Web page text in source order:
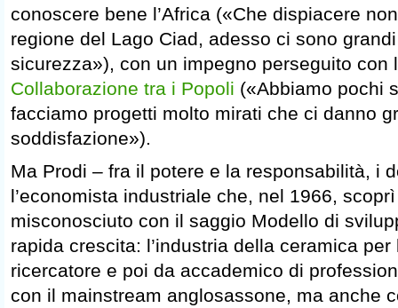
conoscere bene l’Africa («Che dispiacere
regione del Lago Ciad, adesso ci sono
sicurezza»), con un impegno perseguito con
Collaborazione tra i Popoli («Abbiamo pochi
facciamo progetti molto mirati che ci danno
soddisfazione»).
Ma Prodi – fra il potere e la responsabilità, i
l’economista industriale che, nel 1966,
misconosciuto con il saggio Modello di
rapida crescita: l’industria della ceramica per
ricercatore e poi da accademico di
con il mainstream anglosassone, ma anche